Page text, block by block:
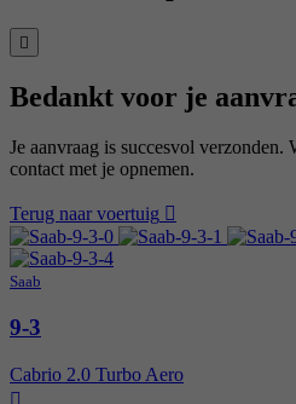
Bedankt voor je
Je aanvraag is succesvol
contact met je opnemen.
Terug naar voertuig
Saab
9-3
Cabrio 2.0 Turbo Aero